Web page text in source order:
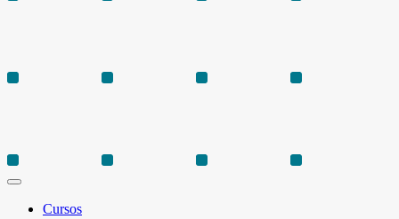
Cursos